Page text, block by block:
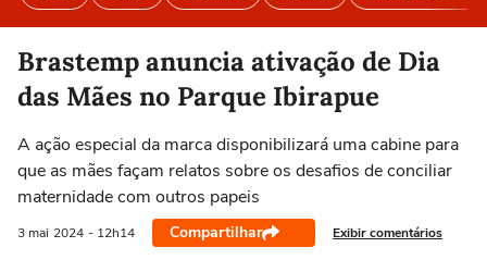
Brastemp anuncia ativação de Dia
das Mães no Parque Ibirapue
A ação especial da marca disponibilizará uma cabine para
que as mães façam relatos sobre os desafios de conciliar
maternidade com outros papeis
3 mai 2024 - 12h14 Compartilhar Exibir comentários